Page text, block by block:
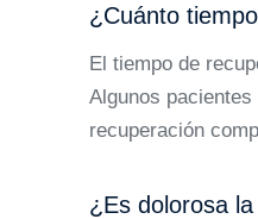
¿Cuánto
El tiempo de
Algunos
recuperación
¿Es dolorosa